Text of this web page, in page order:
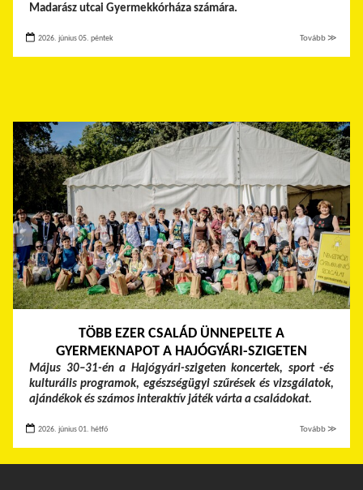
Madarász utcai Gyermekkórháza számára.
2026. június 05. péntek Tovább ≫
TÖBB EZER CSALÁD ÜNNEPELTE A
GYERMEKNAPOT A HAJÓGYÁRI-SZIGETEN
Május 30–31-én a Hajógyári-szigeten koncertek, sport -és
kulturális programok, egészségügyi szűrések és vizsgálatok,
ajándékok és számos interaktív játék várta a családokat.
2026. június 01. hétfő Tovább ≫